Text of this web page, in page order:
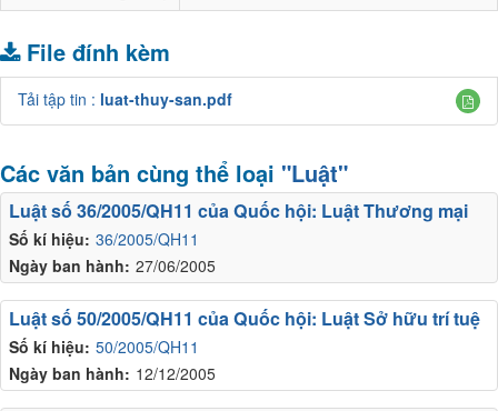
File đính kèm
Tải tập tin : luat-thuy-san.pdf
Các văn bản cùng thể loại "Luật"
Số kí hiệu: 36/2005/QH11
Ngày ban hành: 27/06/2005
Luật số 36/2005/QH11 của Quốc hội: Luật Thương mại
Số kí hiệu: 50/2005/QH11
Ngày ban hành: 12/12/2005
Luật số 50/2005/QH11 của Quốc hội: Luật Sở hữu trí tuệ